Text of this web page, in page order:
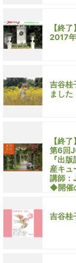
【終
2017
吉谷桂
ました
【終
第6回
『出
産キュ
講師：
◆開催
吉谷桂